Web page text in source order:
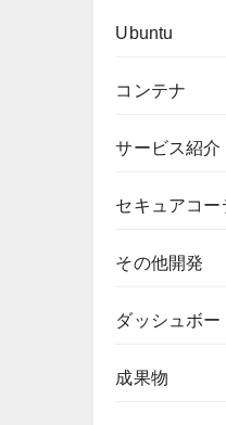
Ubuntu
コンテナ
サービス紹介
セキュアコー
その他開発
ダッシュボー
成果物